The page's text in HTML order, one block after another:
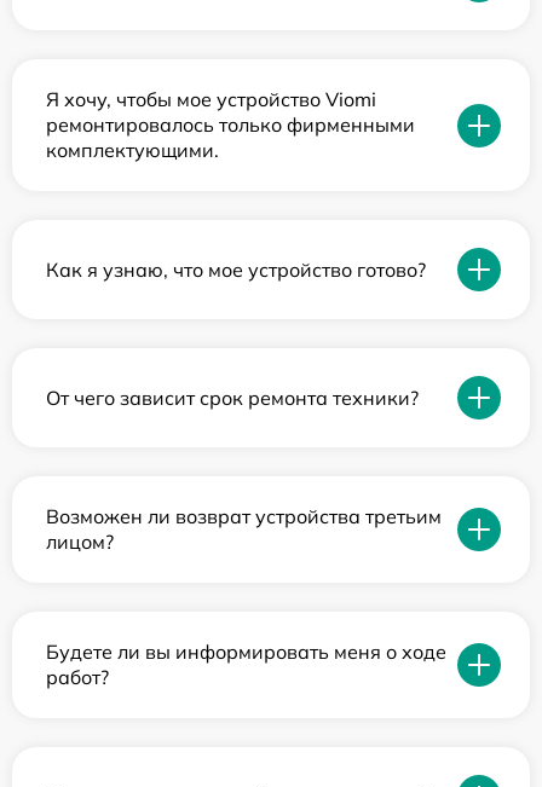
Я хочу, чтобы мое устройство Viomi
ремонтировалось только фирменными
комплектующими.
Как я узнаю, что мое устройство готово?
От чего зависит срок ремонта техники?
Возможен ли возврат устройства третьим
лицом?
Будете ли вы информировать меня о ходе
работ?